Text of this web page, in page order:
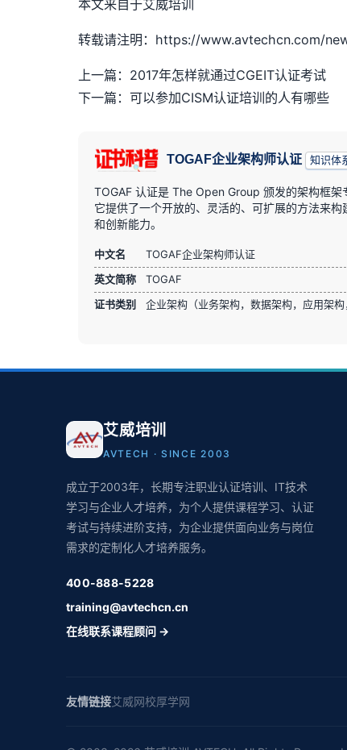
本文来自于艾威培训
转载请注明：https://www.avtechcn.com/
上一篇：2017年怎样就通过CGEIT认证考试
下一篇：可以参加CISM认证培训的人有哪些
TOGAF企业架构师认证 知识体
TOGAF 认证是 The Open Group 颁发的架构框架
它提供了一个开放的、灵活的、可扩展的方法来
和创新能力。
中文名 TOGAF企业架构师认证
英文简称
TOGAF
证书类别
企业架构（业务架构，数据架构，应用架构
艾威培训
AVTECH · SINCE 2003
成立于2003年，长期专注职业认证培训、IT技术
学习与企业人才培养，为个人提供课程学习、认证
考试与持续进阶支持，为企业提供面向业务与岗位
需求的定制化人才培养服务。
400-888-5228
training@avtechcn.cn
在线联系课程顾问 →
友情链接艾威网校厚学网